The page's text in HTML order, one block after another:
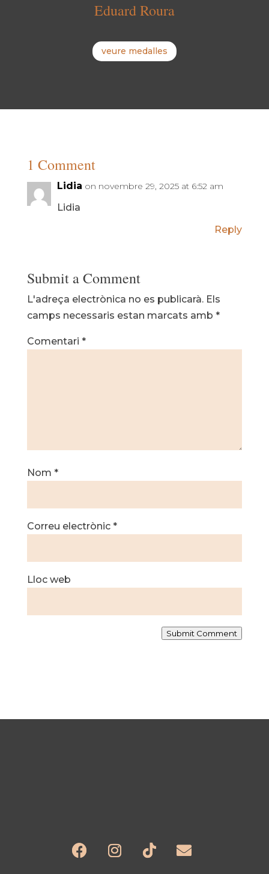
Eduard Roura
veure medalles
1 Comment
Lidia on novembre 29, 2025 at 6:52 am
Lidia
Reply
Submit a Comment
L'adreça electrònica no es publicarà. Els
camps necessaris estan marcats amb *
Comentari *
Nom *
Correu electrònic *
Lloc web
Submit Comment